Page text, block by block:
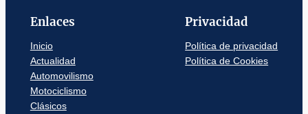
Enlaces
Inicio
Actualidad
Automovilismo
Motociclismo
Clásicos
Privacidad
Política de privacidad
Política de Cookies